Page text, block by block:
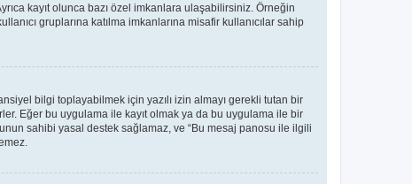
kayıt olunca bazı özel imkanlara ulaşabilirsiniz. Örneğin
gruplarına katılma imkanlarına misafir kullanıcılar sahip
bilgi toplayabilmek için yazılı izin almayı gerekli tutan bir
Eğer bu uygulama ile kayıt olmak ya da bu uygulama ile bir
sahibi yasal destek sağlamaz, ve “Bu mesaj panosu ile ilgili